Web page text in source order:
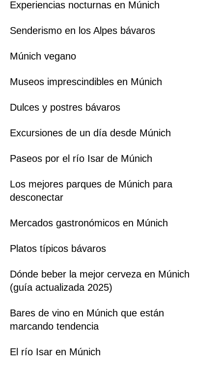
Experiencias nocturnas en Múnich
Senderismo en los Alpes bávaros
Múnich vegano
Museos imprescindibles en Múnich
Dulces y postres bávaros
Excursiones de un día desde Múnich
Paseos por el río Isar de Múnich
Los mejores parques de Múnich para
desconectar
Mercados gastronómicos en Múnich
Platos típicos bávaros
Dónde beber la mejor cerveza en Múnich
(guía actualizada 2025)
Bares de vino en Múnich que están
marcando tendencia
El río Isar en Múnich